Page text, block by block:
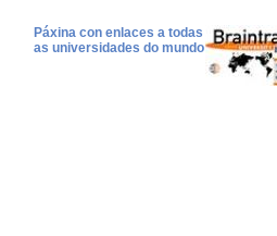
Páxina con enlaces a todas
as universidades do mundo